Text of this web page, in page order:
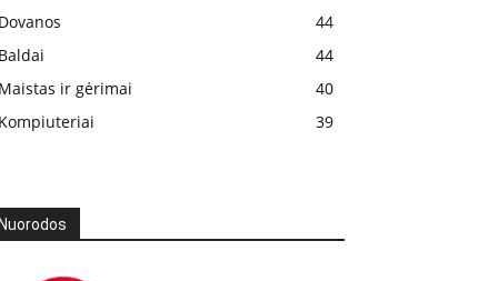
44
44
ir gėrimai
40
39